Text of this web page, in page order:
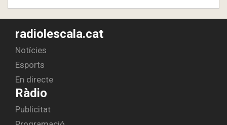
radiolescala.cat
Notícies
Esports
En directe
Ràdio
Publicitat